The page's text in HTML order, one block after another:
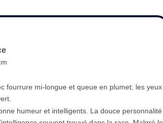
fourrure mi-longue et queue en plumet; les yeux
humeur et intelligents. La douce personnalité